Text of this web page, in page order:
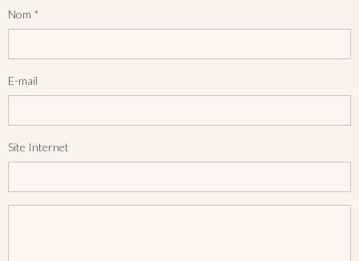
Nom
E-mail
Site Internet